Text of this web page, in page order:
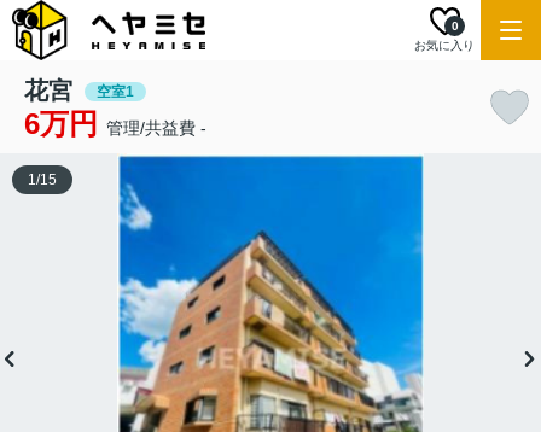
お気に入り
0
花宮 空室1
6万円 管理/共益費 -
1/15